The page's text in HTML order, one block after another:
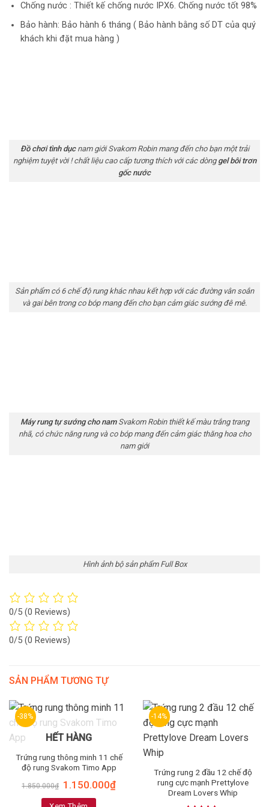
Chống nước : Thiết kế chống nước IPX6. Chống nước tốt 98%
Bảo hành: Bảo hành 6 tháng ( Bảo hành bằng số DT của quý
khách khi đặt mua hàng )
Đồ chơi tình dụcnam giới Svakom Robin mang đến cho bạn một trải
nghiệm tuyệt vời ! chất liệu cao cấp tương thích với các dòng gel bôi trơn
gốc nước
Sản phẩm có 6 chế độ rung khác nhau kết hợp với các đường vân soắn
và gai bên trong co bóp mang đến cho bạn cảm giác sướng đê mê.
Máy rung tự sướng cho namSvakom Robin thiết kế màu trắng trang
nhã, có chức năng rung và co bóp mang đến cảm giác thăng hoa cho
nam giới
Hình ảnh bộ sản phẩm Full Box
0/5 (0 Reviews)
0/5 (0 Reviews)
SẢN PHẨM TƯƠNG TỰ
-38%
HẾT HÀNG
Trứng rung thông minh 11 chế
độ rung Svakom Timo App
1.850.000₫ 1.150.000₫
-14%
Trứng rung 2 đầu 12 chế độ
rung cực mạnh Prettylove
Dream Lovers Whip